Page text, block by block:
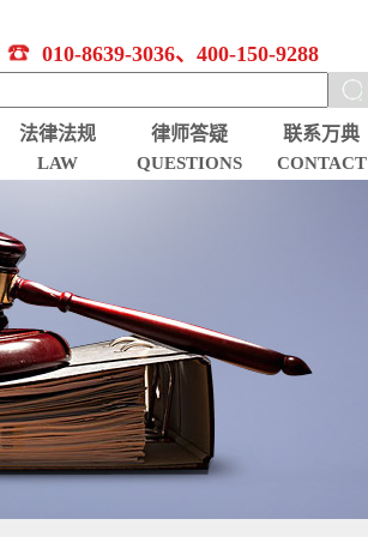
010-8639-3036、400-150-9288
法律法规
LAW
律师答疑
QUESTIONS
联系万典
CONTACT